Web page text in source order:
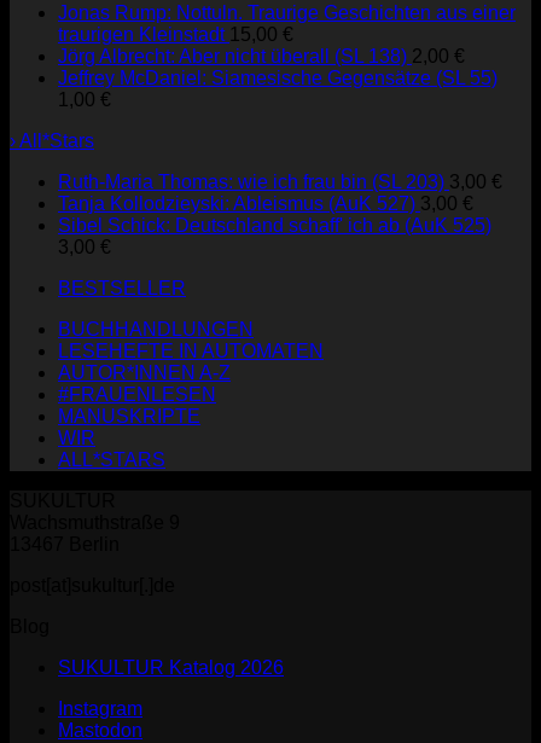
Jonas Rump: Nottuln. Traurige Geschichten aus einer
traurigen Kleinstadt 15,00 €
Jörg Albrecht: Aber nicht überall (SL 138) 2,00 €
Jeffrey McDaniel: Siamesische Gegensätze (SL 55)
1,00 €
› All*Stars
Ruth-Maria Thomas: wie ich frau bin (SL 203) 3,00 €
Tanja Kollodzieyski: Ableismus (AuK 527) 3,00 €
Sibel Schick: Deutschland schaff' ich ab (AuK 525)
3,00 €
BESTSELLER
BUCHHANDLUNGEN
LESEHEFTE IN AUTOMATEN
AUTOR*INNEN A-Z
#FRAUENLESEN
MANUSKRIPTE
WIR
ALL*STARS
SUKULTUR Katalog 2026
Instagram
Mastodon